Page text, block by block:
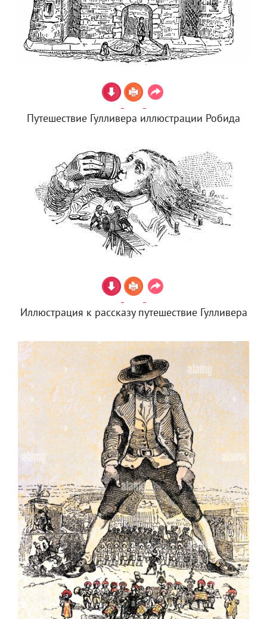
Путешествие Гулливера иллюстрации Робида
Иллюстрация к рассказу путешествие Гулливера